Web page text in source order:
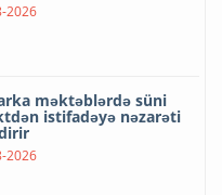
2026
məktəblərdə süni
istifadəyə nəzarəti
2026